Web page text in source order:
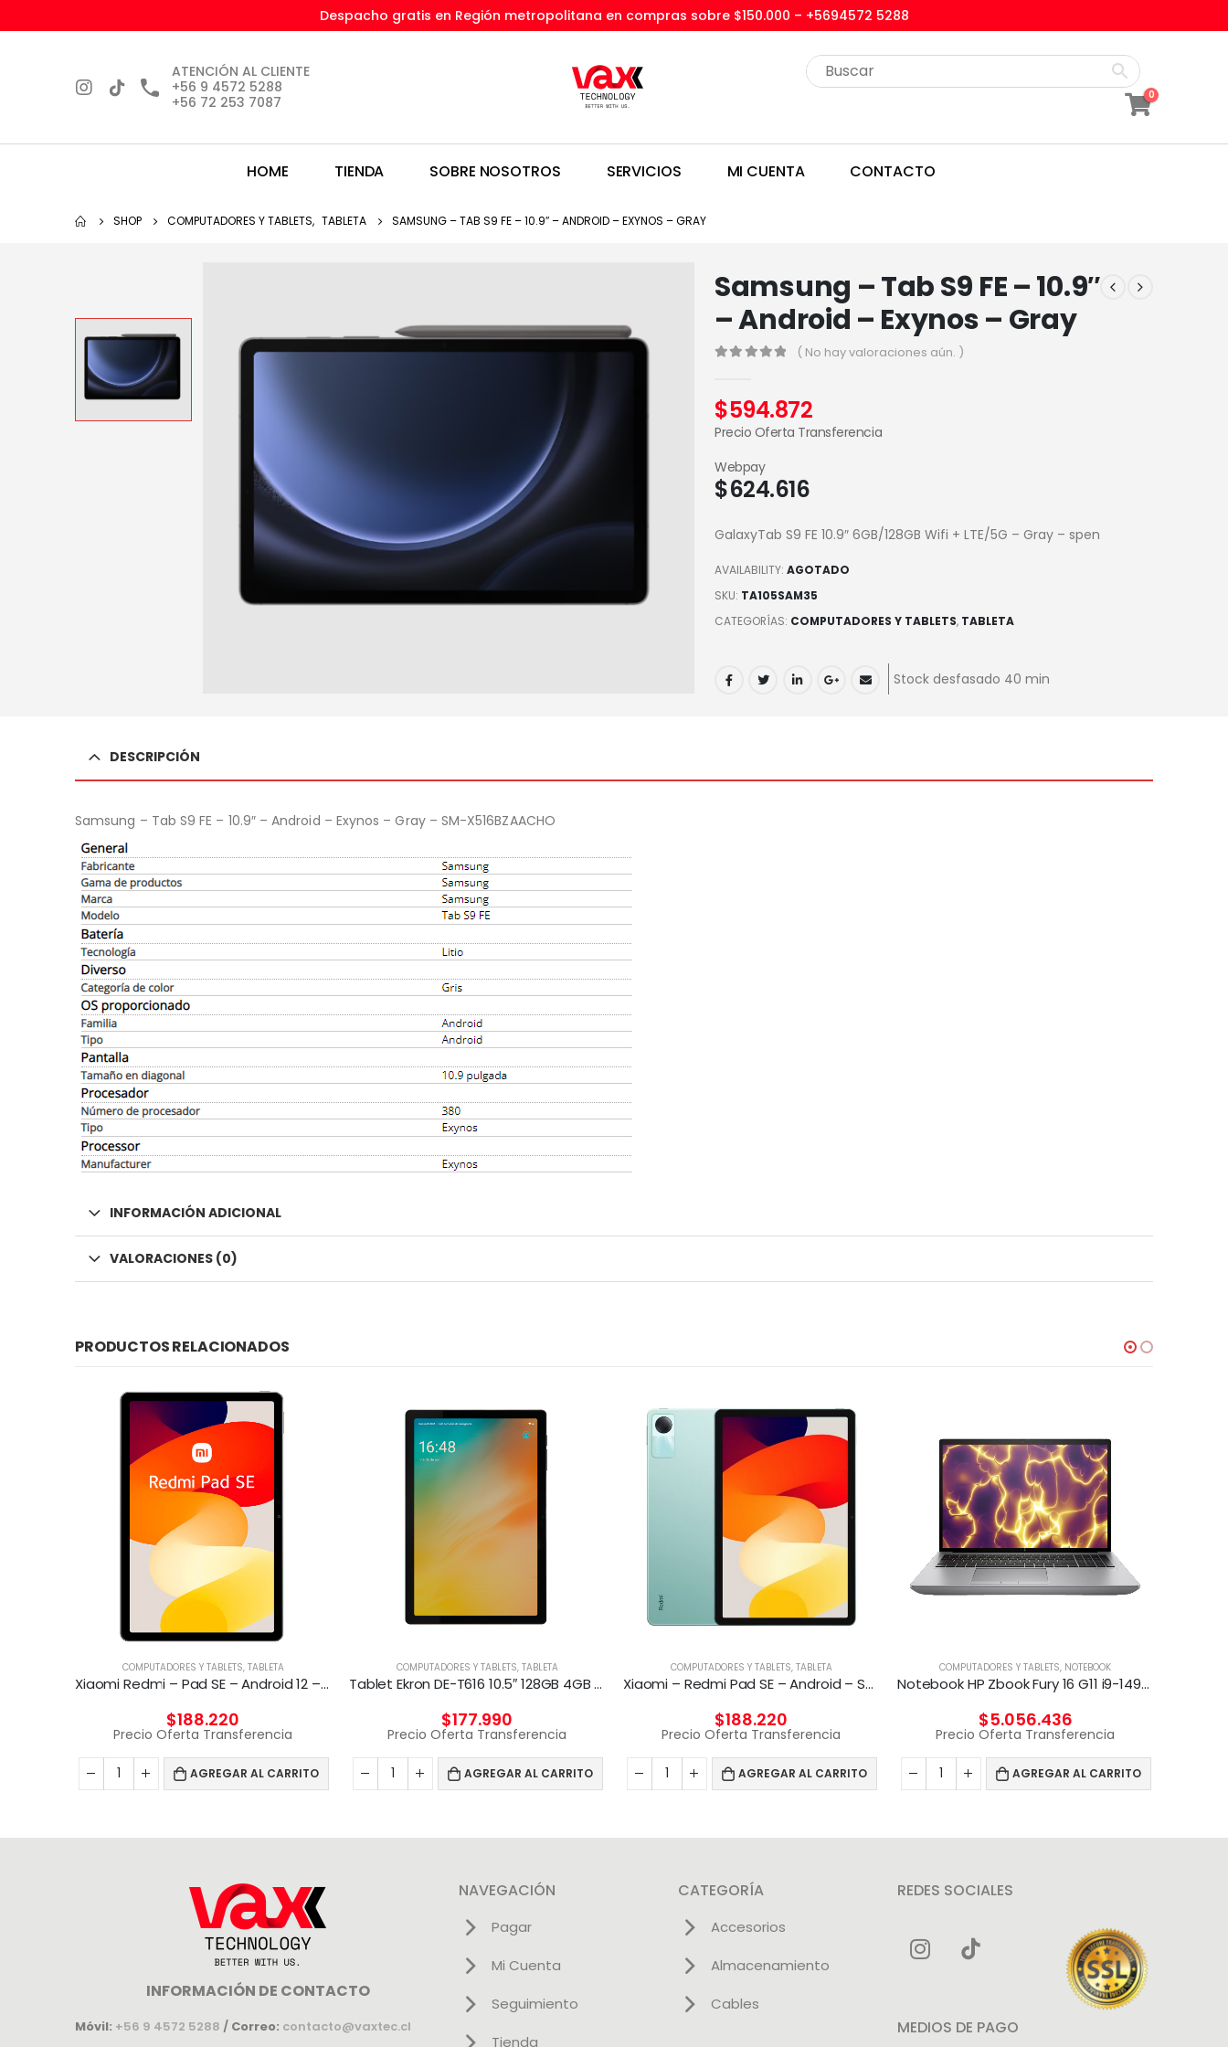
Despacho gratis en Región metropolitana en compras sobre $150.000 – +5694572 5288
ATENCIÓN AL CLIENTE
+56 9 4572 5288
+56 72 253 7087
0
HOME TIENDA SOBRE NOSOTROS SERVICIOS MI CUENTA CONTACTO
SHOP COMPUTADORES Y TABLETS, TABLETA SAMSUNG – TAB S9 FE – 10.9″ – ANDROID – EXYNOS – GRAY
Samsung – Tab S9 FE – 10.9″
– Android – Exynos – Gray
( No hay valoraciones aún. )
$594.872
Precio Oferta Transferencia
$624.616
Webpay
GalaxyTab S9 FE 10.9″ 6GB/128GB Wifi + LTE/5G – Gray – spen
AVAILABILITY: AGOTADO
SKU: TA105SAM35
CATEGORÍAS: COMPUTADORES Y TABLETS, TABLETA
Stock desfasado 40 min
DESCRIPCIÓN
Samsung – Tab S9 FE – 10.9″ – Android – Exynos – Gray – SM-X516BZAACHO
INFORMACIÓN ADICIONAL
VALORACIONES (0)
PRODUCTOS RELACIONADOS
COMPUTADORES Y TABLETS, TABLETA
Xiaomi Redmi – Pad SE – Android 12 – Helio G99
$188.220
Precio Oferta Transferencia
AGREGAR AL CARRITO
COMPUTADORES Y TABLETS, TABLETA
Tablet Ekron DE-T616 10.5″ 128GB 4GB RAM 4GLTE
$177.990
Precio Oferta Transferencia
AGREGAR AL CARRITO
COMPUTADORES Y TABLETS, TABLETA
Xiaomi – Redmi Pad SE – Android – Snapdragon 680
$188.220
Precio Oferta Transferencia
AGREGAR AL CARRITO
COMPUTADORES Y TABLETS, NOTEBOOK
Notebook HP Zbook Fury 16 G11 i9-14900HX A4000 12G
$5.056.436
Precio Oferta Transferencia
AGREGAR AL CARRITO
INFORMACIÓN DE CONTACTO
Móvil: +56 9 4572 5288 / Correo: contacto@vaxtec.cl
NAVEGACIÓN
Pagar
Mi Cuenta
Seguimiento
Tienda
CATEGORÍA
Accesorios
Almacenamiento
Cables
REDES SOCIALES
MEDIOS DE PAGO